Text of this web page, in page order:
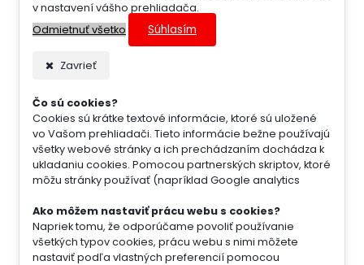
v nastavení vášho prehliadača.
Odmietnuť všetko
Súhlasím
Zavrieť
Čo sú cookies?
Cookies sú krátke textové informácie, ktoré sú uložené
vo Vašom prehliadači. Tieto informácie bežne používajú
všetky webové stránky a ich prechádzaním dochádza k
ukladaniu cookies. Pomocou partnerských skriptov, ktoré
môžu stránky používať (napríklad Google analytics
Ako môžem nastaviť prácu webu s cookies?
Napriek tomu, že odporúčame povoliť používanie
všetkých typov cookies, prácu webu s nimi môžete
nastaviť podľa vlastných preferencií pomocou